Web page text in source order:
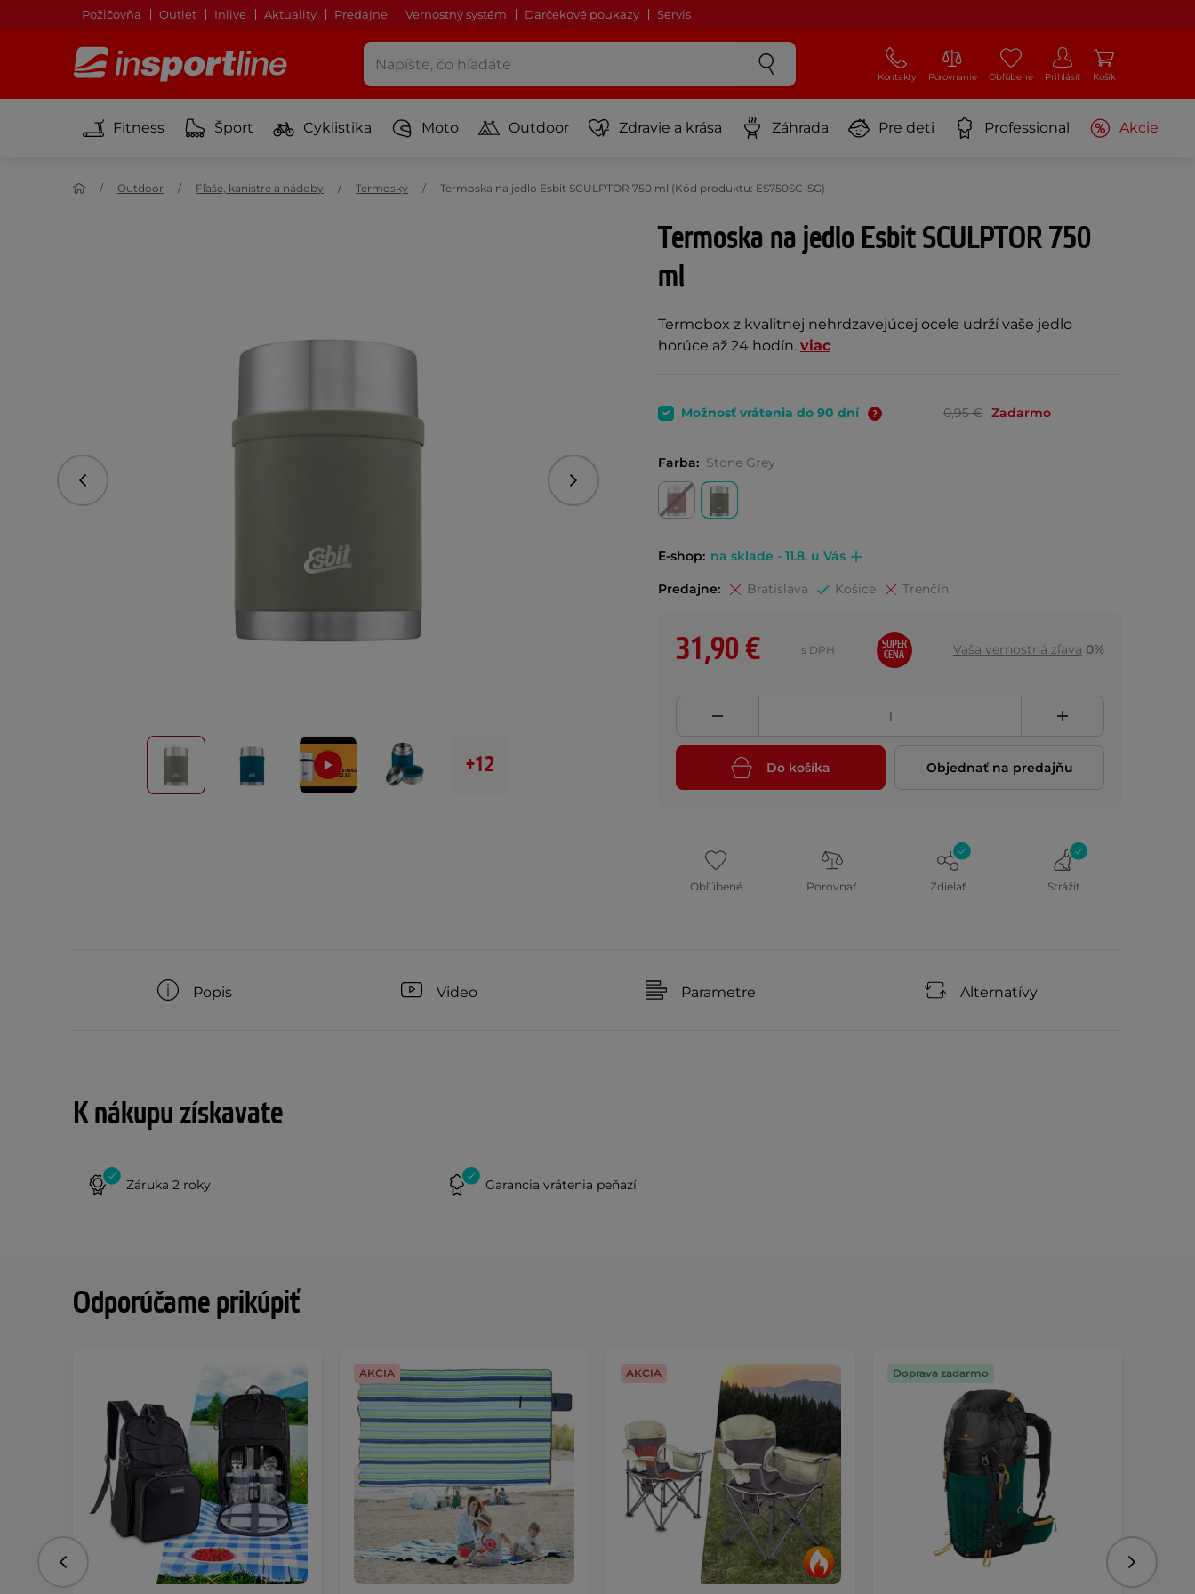
Požičovňa Outlet Inlive Aktuality Predajne Vernostný systém Darčekové poukazy Servis
Kontakty Porovnanie Obľúbené Prihlásiť Košík
Fitness Šport Cyklistika Moto Outdoor Zdravie a krása Záhrada Pre deti Professional Akcie
Outdoor Fľaše, kanistre a nádoby Termosky Termoska na jedlo Esbit SCULPTOR 750 ml (Kód produktu: ES750SC-SG)
Termoska na jedlo Esbit SCULPTOR 750
ml
Termobox z kvalitnej nehrdzavejúcej ocele udrží vaše jedlo
horúce až 24 hodín. viac
Predchádzajúce Nasledujúce
+12
Možnosť vrátenia do 90 dní 0,95 € Zadarmo
Farba: Stone Grey
E-shop: na sklade - 11.8. u Vás
Predajne: Bratislava Košice Trenčín
31,90 € s DPH
SUPER
CENA
Vaša vernostná zľava 0%
Do košíka Objednať na predajňu
Obľúbené Porovnať Zdielať Strážiť
Popis Video Parametre Alternatívy
K nákupu získavate
Záruka 2 roky Garancia vrátenia peňazí
Odporúčame prikúpiť
AKCIA AKCIA Doprava zadarmo
Predchádzajúce